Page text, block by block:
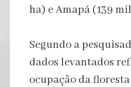
ha) e Amapá (139
Segundo a
dados levantados
ocupação da